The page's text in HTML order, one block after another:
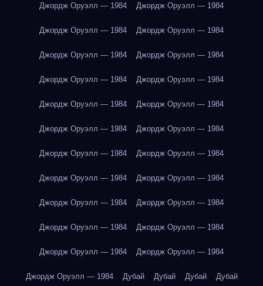
Джордж Оруэлл — 1984 Джордж Оруэлл — 1984
Джордж Оруэлл — 1984 Джордж Оруэлл — 1984
Джордж Оруэлл — 1984 Джордж Оруэлл — 1984
Джордж Оруэлл — 1984 Джордж Оруэлл — 1984
Джордж Оруэлл — 1984 Джордж Оруэлл — 1984
Джордж Оруэлл — 1984 Джордж Оруэлл — 1984
Джордж Оруэлл — 1984 Джордж Оруэлл — 1984
Джордж Оруэлл — 1984 Джордж Оруэлл — 1984
Джордж Оруэлл — 1984 Джордж Оруэлл — 1984
Джордж Оруэлл — 1984 Джордж Оруэлл — 1984
Джордж Оруэлл — 1984 Джордж Оруэлл — 1984
Джордж Оруэлл — 1984 Дубай Дубай Дубай Дубай